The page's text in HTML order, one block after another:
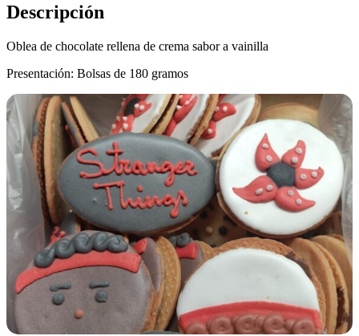
Descripción
Oblea de chocolate rellena de crema sabor a vainilla
Presentación: Bolsas de 180 gramos